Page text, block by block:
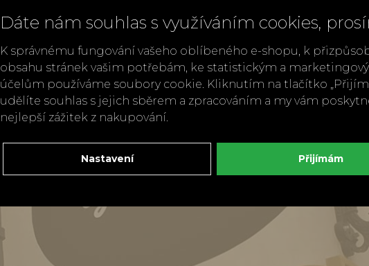
Dáte nám souhlas s využíváním cookies,
K správnému fungování vašeho oblíbeného e-shopu, k
obsahu stránek vašim potřebám, ke statistickým a
účelům používáme soubory cookie. Kliknutím na tlačítko
udělíte souhlas s jejich sběrem a zpracováním a my vám
nejlepší zážitek z nakupování.
Nastavení Přijímám